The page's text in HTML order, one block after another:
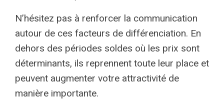
N’hésitez pas à renforcer la communication
autour de ces facteurs de différenciation. En
dehors des périodes soldes où les prix sont
déterminants, ils reprennent toute leur place et
peuvent augmenter votre attractivité de
manière importante.